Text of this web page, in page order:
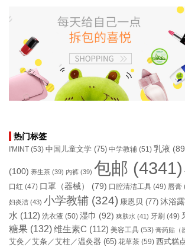
热门标签
I'MINT (53) 中国儿童文学 (75) 中学教辅 (51) 乳液
(100) 养生茶 (39) 内裤 (39) 包邮 (4341)
口红 (47) 口罩（器械） (79) 口腔清洁工具 (49) 唇膏
妇炎洁 (43) 小学教辅 (324) 康恩贝 (77) 沐浴露
水 (112) 洗衣液 (50) 湿巾 (92) 爽肤水 (41) 牙刷 (49)
糖果 (132)维生素C (112) 美容工具 (53) 膏药贴（
艾灸／艾条／艾柱／温灸器 (65) 花草茶 (59) 西式糕